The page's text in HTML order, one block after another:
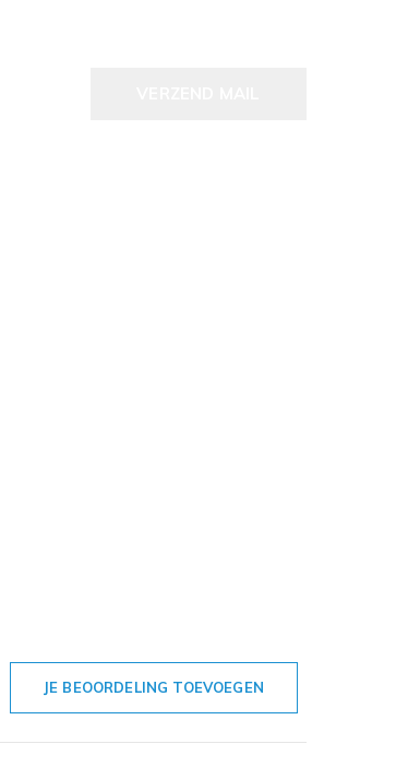
JE BEOORDELING TOEVOEGEN